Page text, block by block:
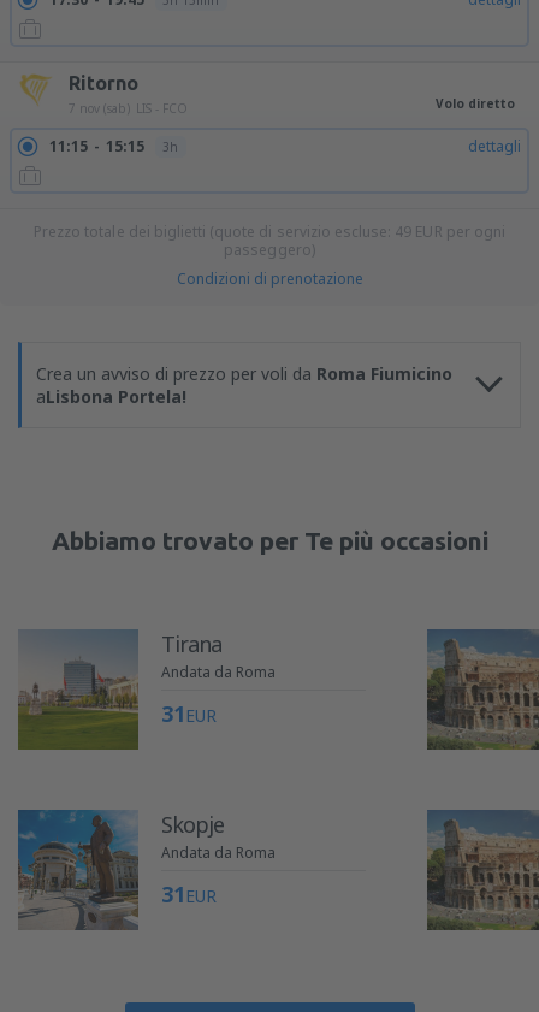
Ritorno
7 nov (sab) LIS - FCO Volo diretto
11:15 15:15 3h dettagli
Prezzo totale dei biglietti (quote di servizio escluse: 49 EUR per ogni
passeggero)
Condizioni di prenotazione
Crea un avviso di prezzo per voli da Roma Fiumicino
aLisbona Portela!
Abbiamo trovato per Te più occasioni
Tirana
Andata da Roma
31 EUR
Skopje
Andata da Roma
31 EUR